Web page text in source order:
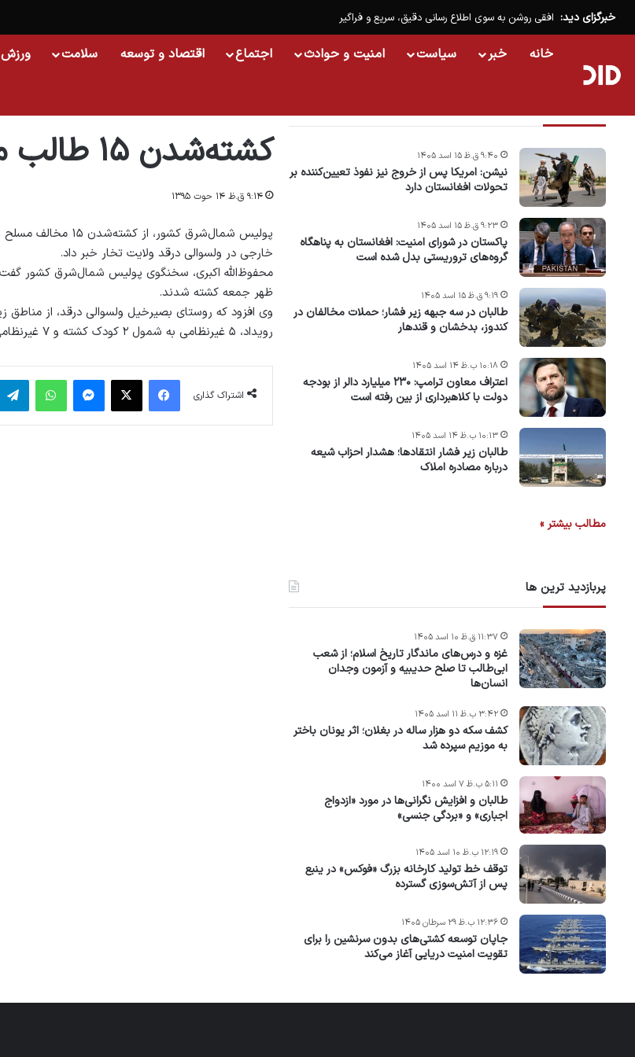
خبرگزای دید: افقی روشن به سوی اطلاع رسانی دقیق، سریع و فراگیر
خانه خبر سیاست امنیت و حوادث اجتماع اقتصاد و توسعه سلامت ورزش
کشته‌شدن ۱۵ طالب مسلح در ولایت تخار
۹:۱۴ ق.ظ ۱۴ حوت ۱۳۹۵
خارجی در ولسوالی درقد ولایت تخار خبر داد.
ظهر جمعه کشته شدند.
وی افزود که روستای بصیرخیل ولسوالی درقد، از مناطق
رویداد، ۵ غیرنظامی به شمول ۲ کودک کشته و ۷ غیرنظامی دیگر نیز زخمی شدند.
اشتراک گذاری
فیس بوک X پیام رسان واتس آپ
نیشن: امریکا پس از خروج نیز نفوذ تعیین‌کننده بر
تحولات افغانستان دارد
۹:۴۰ ق.ظ ۱۵ اسد ۱۴۰۵
پاکستان در شورای امنیت: افغانستان به پناهگاه
گروه‌های تروریستی بدل شده است
۹:۲۳ ق.ظ ۱۵ اسد ۱۴۰۵
طالبان در سه جبهه زیر فشار؛ حملات مخالفان در
کندوز، بدخشان و قندهار
۹:۱۹ ق.ظ ۱۵ اسد ۱۴۰۵
اعتراف معاون ترامپ: ۲۳۰ میلیارد دالر از بودجه
دولت با کلاهبرداری از بین رفته است
۱۰:۱۸ ب.ظ ۱۴ اسد ۱۴۰۵
طالبان زیر فشار انتقادها؛ هشدار احزاب شیعه
درباره مصادره‌ املاک
۱۰:۱۳ ب.ظ ۱۴ اسد ۱۴۰۵
مطالب بیشتر »
پربازدید ترین ها
غزه و درس‌های ماندگار تاریخ اسلام؛ از شعب
ابی‌طالب تا صلح حدیبیه و آزمون وجدان
انسان‌ها
۱۱:۳۷ ق.ظ ۱۰ اسد ۱۴۰۵
کشف سکه دو هزار ساله در بغلان؛ اثر یونان باختر
به موزیم سپرده شد
۳:۴۲ ب.ظ ۱۱ اسد ۱۴۰۵
طالبان و افزایش نگرانی‌ها در مورد «ازدواج
اجباری» و «بردگی جنسی»
۵:۱۱ ب.ظ ۷ اسد ۱۴۰۰
توقف خط تولید کارخانه بزرگ «فوکس» در ینبع
پس از آتش‌سوزی گسترده
۱۲:۱۹ ب.ظ ۱۰ اسد ۱۴۰۵
جاپان توسعه کشتی‌های بدون سرنشین را برای
تقویت امنیت دریایی آغاز می‌کند
۱۲:۳۶ ب.ظ ۲۹ سرطان ۱۴۰۵